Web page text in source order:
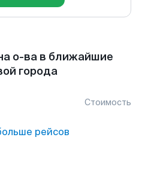
о-ва в ближайшие
города
Стоимость
рейсов